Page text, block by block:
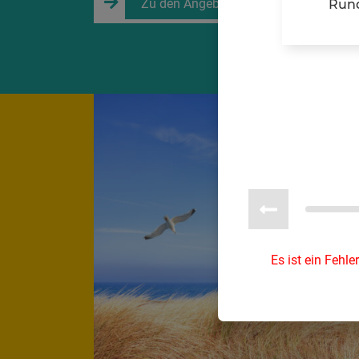
Zu den Angeboten
Es ist ein